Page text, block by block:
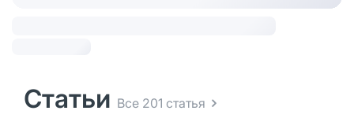
Статьи Все 201 статья